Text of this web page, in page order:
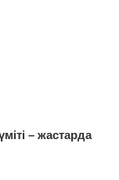
– жастарда